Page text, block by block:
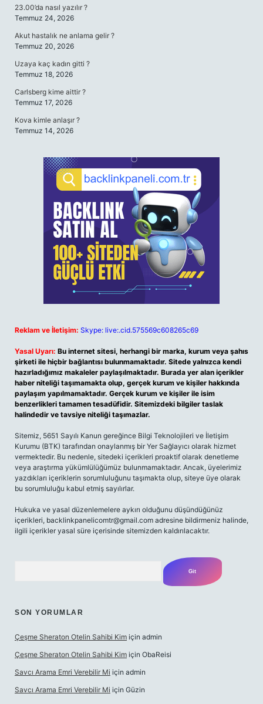
23.00’da nasıl yazılır ?
Temmuz 24, 2026
Akut hastalık ne anlama gelir ?
Temmuz 20, 2026
Uzaya kaç kadın gitti ?
Temmuz 18, 2026
Carlsberg kime aittir ?
Temmuz 17, 2026
Kova kimle anlaşır ?
Temmuz 14, 2026
Reklam ve İletişim: Skype: live:.cid.575569c608265c69
Yasal Uyarı: Bu internet sitesi, herhangi bir marka, kurum veya şahıs
şirketi ile hiçbir bağlantısı bulunmamaktadır. Sitede yalnızca kendi
hazırladığımız makaleler paylaşılmaktadır. Burada yer alan içerikler
haber niteliği taşımamakta olup, gerçek kurum ve kişiler hakkında
paylaşım yapılmamaktadır. Gerçek kurum ve kişiler ile isim
benzerlikleri tamamen tesadüfidir. Sitemizdeki bilgiler taslak
halindedir ve tavsiye niteliği taşımazlar.
Sitemiz, 5651 Sayılı Kanun gereğince Bilgi Teknolojileri ve İletişim
Kurumu (BTK) tarafından onaylanmış bir Yer Sağlayıcı olarak hizmet
vermektedir. Bu nedenle, sitedeki içerikleri proaktif olarak denetleme
veya araştırma yükümlülüğümüz bulunmamaktadır. Ancak, üyelerimiz
yazdıkları içeriklerin sorumluluğunu taşımakta olup, siteye üye olarak
bu sorumluluğu kabul etmiş sayılırlar.
Hukuka ve yasal düzenlemelere aykırı olduğunu düşündüğünüz
içerikleri, backlinkpanelicomtr@gmail.com adresine bildirmeniz halinde,
ilgili içerikler yasal süre içerisinde sitemizden kaldırılacaktır.
SON YORUMLAR
Çeşme Sheraton Otelin Sahibi Kim için admin
Çeşme Sheraton Otelin Sahibi Kim için ObaReisi
Savcı Arama Emri Verebilir Mi için admin
Savcı Arama Emri Verebilir Mi için Güzin